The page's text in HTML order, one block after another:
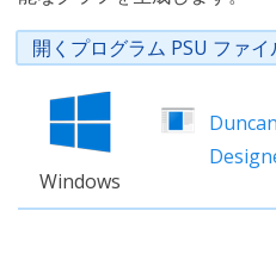
開くプログラム PSU ファイ
Windows